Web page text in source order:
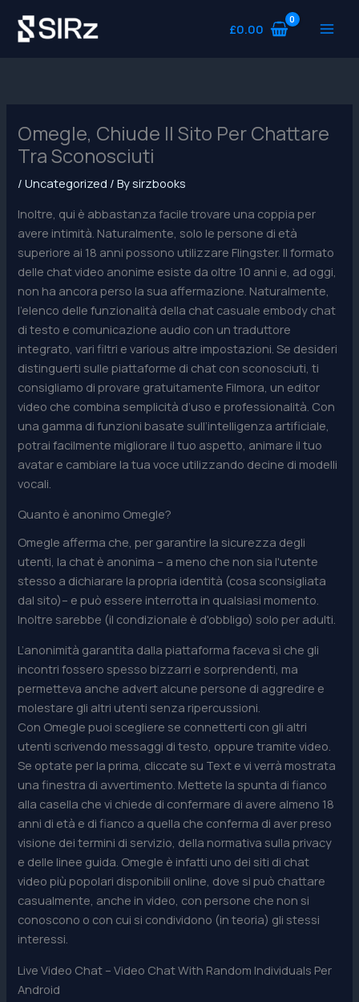
content
£0.00
Omegle, Chiude Il Sito Per Chattare
Tra Sconosciuti
/Uncategorized / Bysirzbooks
Inoltre, qui è abbastanza facile trovare una coppia per
avere intimità. Naturalmente, solo le persone di età
superiore ai 18 anni possono utilizzare Flingster. Il formato
delle chat video anonime esiste da oltre 10 anni e, ad oggi,
non ha ancora perso la sua affermazione. Naturalmente,
l’elenco delle funzionalità della chat casuale embody chat
di testo e comunicazione audio con un traduttore
integrato, vari filtri e various altre impostazioni. Se desideri
distinguerti sulle piattaforme di chat con sconosciuti, ti
consigliamo di provare gratuitamente Filmora, un editor
video che combina semplicità d’uso e professionalità. Con
una gamma di funzioni basate sull’intelligenza artificiale,
potrai facilmente migliorare il tuo aspetto, animare il tuo
avatar e cambiare la tua voce utilizzando decine di modelli
vocali.
Quanto è anonimo Omegle?
Omegle afferma che, per garantire la sicurezza degli
utenti, la chat è anonima – a meno che non sia l'utente
stesso a dichiarare la propria identità (cosa sconsigliata
dal sito)– e può essere interrotta in qualsiasi momento.
Inoltre sarebbe (il condizionale è d'obbligo) solo per adulti.
L’anonimità garantita dalla piattaforma faceva sì che gli
incontri fossero spesso bizzarri e sorprendenti, ma
permetteva anche advert alcune persone di aggredire e
molestare gli altri utenti senza ripercussioni.
Con Omegle puoi scegliere se connetterti con gli altri
utenti scrivendo messaggi di testo, oppure tramite video.
Se optate per la prima, cliccate su Text e vi verrà mostrata
una finestra di avvertimento. Mettete la spunta di fianco
alla casella che vi chiede di confermare di avere almeno 18
anni di età e di fianco a quella che conferma di aver preso
visione dei termini di servizio, della normativa sulla privacy
e delle linee guida. Omegle è infatti uno dei siti di chat
video più popolari disponibili online, dove si può chattare
casualmente, anche in video, con persone che non si
conoscono o con cui si condividono (in teoria) gli stessi
interessi.
Live Video Chat – Video Chat With Random Individuals Per
Android